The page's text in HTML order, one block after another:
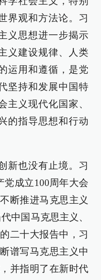
界观和方法论。习
义思想进一步揭示
义建设规律、人类
运用和遵循，是党
坚持和发展中国特
主义现代化国家、
的指导思想和行动
新也没有止境。习
党成立100周年大会
断推进马克思主义
中国马克思主义、
二十大报告中，习
谱写马克思主义中
并指明了在新时代